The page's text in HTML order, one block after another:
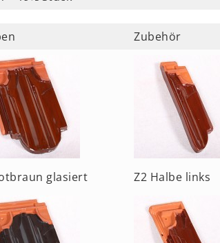
Zubehör
glasiert Z2 Halbe links